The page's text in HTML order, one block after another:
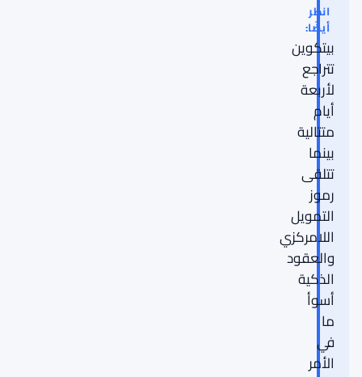
انظر
أيضًا:
بيتكوين
تتراجع
لأربعة
أيام
متتالية
بينما
تتلقى
رموز
التمويل
اللامركزي
والعقود
الذكية
أسوأ
ما
في
الأمر